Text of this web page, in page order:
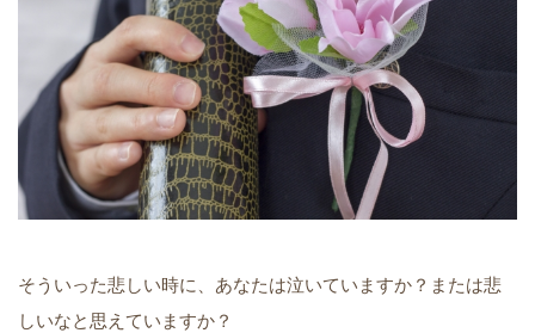
そういった悲しい時に、あなたは泣いていますか？または悲
しいなと思えていますか？